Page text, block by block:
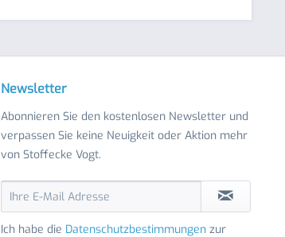
Newsletter
Abonnieren Sie den kostenlosen Newsletter und
verpassen Sie keine Neuigkeit oder Aktion mehr
von Stoffecke Vogt.
Ich habe die Datenschutzbestimmungen zur